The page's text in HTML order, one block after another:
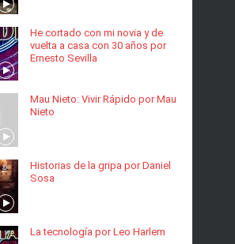
He cortado con mi novia y de
vuelta a casa con 30 años por
Ernesto Sevilla
Mau Nieto: Vivir Rápido por Mau
Nieto
Historias de la gripa por Daniel
Sosa
La tecnología por Leo Harlem